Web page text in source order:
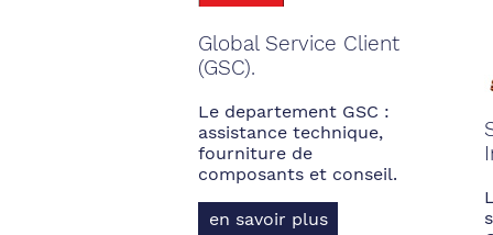
Global Service Client
(GSC).
Le departement GSC :
assistance technique,
fourniture de
composants et conseil.
en savoir plus